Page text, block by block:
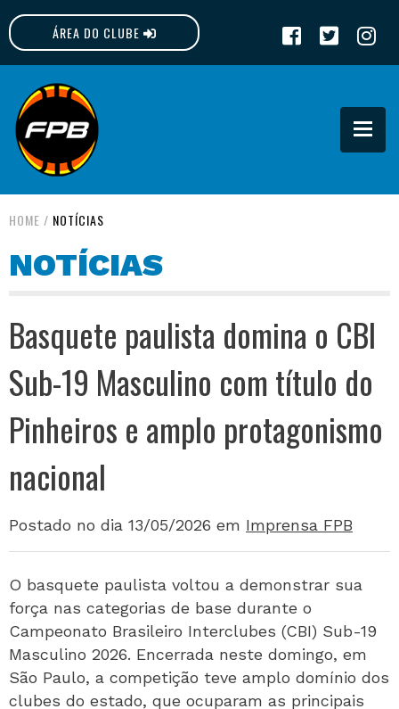
ÁREA DO CLUBE
FPB
HOME / NOTÍCIAS
NOTÍCIAS
Basquete paulista domina o CBI
Sub-19 Masculino com título do
Pinheiros e amplo protagonismo
nacional
Postado no dia 13/05/2026 em Imprensa FPB
O basquete paulista voltou a demonstrar sua
força nas categorias de base durante o
Campeonato Brasileiro Interclubes (CBI) Sub-19
Masculino 2026. Encerrada neste domingo, em
São Paulo, a competição teve amplo domínio dos
clubes do estado, que ocuparam as principais